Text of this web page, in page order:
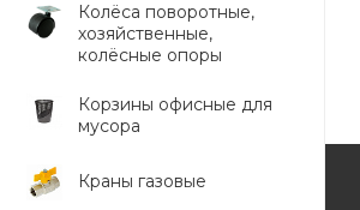
Колёса поворотные,
хозяйственные,
колёсные опоры
Корзины офисные для
мусора
Краны газовые